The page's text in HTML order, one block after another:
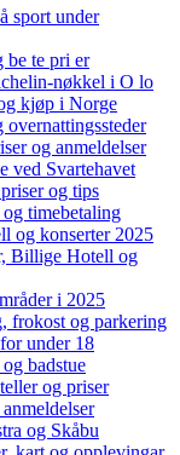
sport under
be te pri er
nøkkel i O lo
kjøp i Norge
og anmeldelser
ved Svartehavet
og tips
timebetaling
og konserter 2025
Billige Hotell og
i 2025
frokost og parkering
under 18
badstue
og priser
og Skåbu